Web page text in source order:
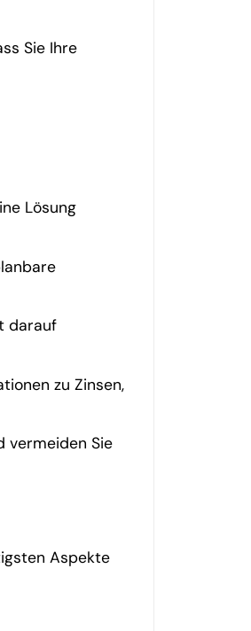
Sie Ihre
Lösung
darauf
zu Zinsen,
vermeiden Sie
Aspekte